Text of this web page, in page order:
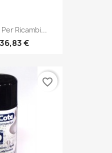
Ricambi...
36,83 €
favorite_border